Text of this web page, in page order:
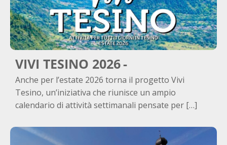
VIVI TESINO 2026
Anche per l’estate 2026 torna il progetto Vivi
Tesino, un’iniziativa che riunisce un ampio
calendario di attività settimanali pensate per […]